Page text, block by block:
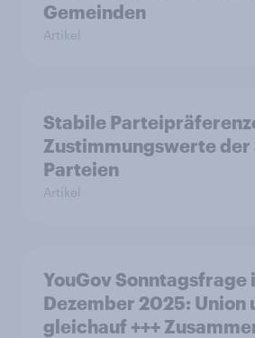
Gemeinden
Artikel
Stabile
Zustimmungswerte der
Parteien
Artikel
YouGov Sonntagsfrage
Dezember 2025: Union
gleichauf +++